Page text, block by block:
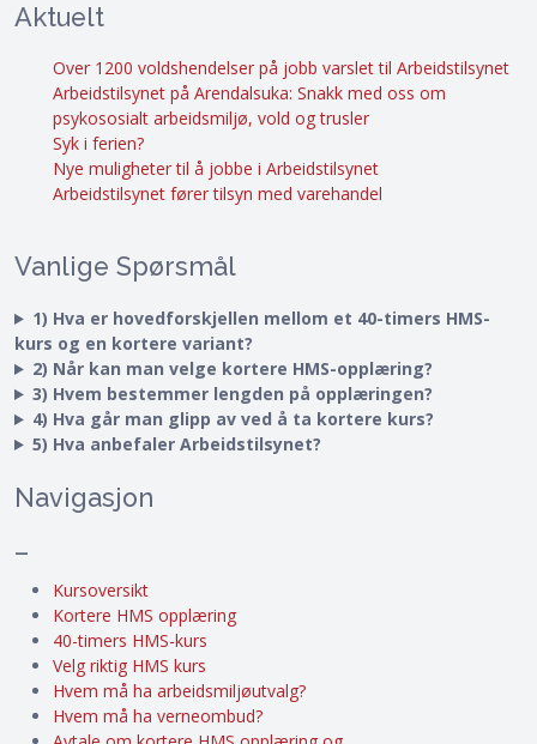
Aktuelt
Over 1200 voldshendelser på jobb varslet til Arbeidstilsynet
Arbeidstilsynet på Arendalsuka: Snakk med oss om
psykososialt arbeidsmiljø, vold og trusler
Syk i ferien?
Nye muligheter til å jobbe i Arbeidstilsynet
Arbeidstilsynet fører tilsyn med varehandel
Vanlige Spørsmål
1) Hva er hovedforskjellen mellom et 40-timers HMS-
kurs og en kortere variant?
2) Når kan man velge kortere HMS-opplæring?
3) Hvem bestemmer lengden på opplæringen?
4) Hva går man glipp av ved å ta kortere kurs?
5) Hva anbefaler Arbeidstilsynet?
Navigasjon
–
Kursoversikt
Kortere HMS opplæring
40-timers HMS-kurs
Velg riktig HMS kurs
Hvem må ha arbeidsmiljøutvalg?
Hvem må ha verneombud?